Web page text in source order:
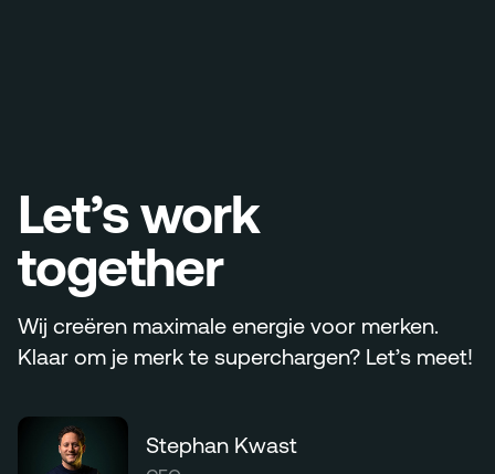
Let’s work
together
Wij creëren maximale energie voor merken.
Klaar om je merk te superchargen? Let’s meet!
Stephan Kwast